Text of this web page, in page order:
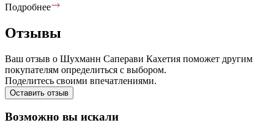
Подробнее
Отзывы
Ваш отзыв о Шухманн Саперави Кахетия поможет другим
покупателям определиться с выбором.
Поделитесь своими впечатлениями.
Оставить отзыв
Возможно вы искали